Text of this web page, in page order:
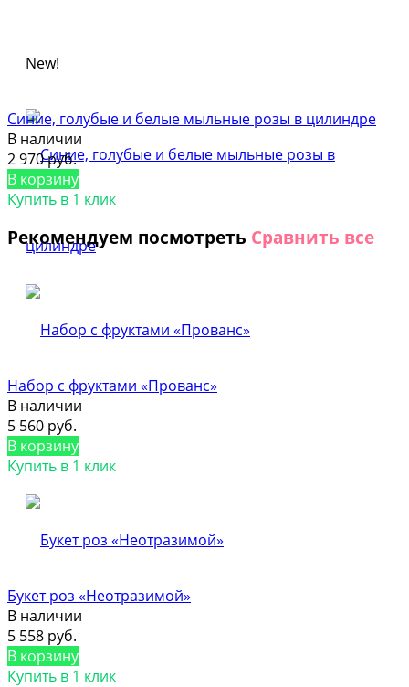
New!
Синие, голубые и белые мыльные розы в цилиндре
В наличии
2 970 руб.
В корзину
Купить в 1 клик
Рекомендуем посмотреть Сравнить все
Набор с фруктами «Прованс»
В наличии
5 560 руб.
В корзину
Купить в 1 клик
Букет роз «Неотразимой»
В наличии
5 558 руб.
В корзину
Купить в 1 клик